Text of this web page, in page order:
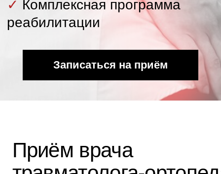
Приём врача
травматолога-ортопеда,
хирурга
2800₽